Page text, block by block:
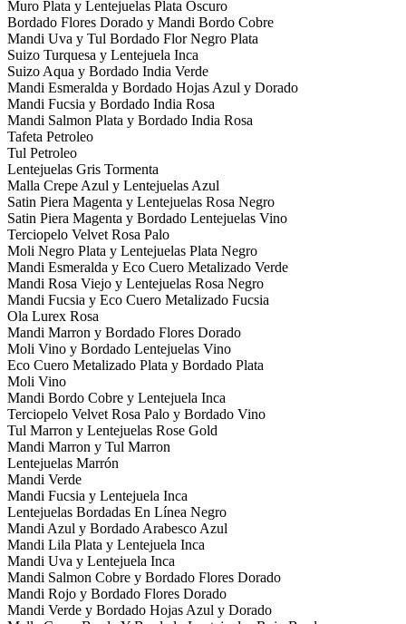
Muro Plata y Lentejuelas Plata Oscuro
Bordado Flores Dorado y Mandi Bordo Cobre
Mandi Uva y Tul Bordado Flor Negro Plata
Suizo Turquesa y Lentejuela Inca
Suizo Aqua y Bordado India Verde
Mandi Esmeralda y Bordado Hojas Azul y Dorado
Mandi Fucsia y Bordado India Rosa
Mandi Salmon Plata y Bordado India Rosa
Tafeta Petroleo
Tul Petroleo
Lentejuelas Gris Tormenta
Malla Crepe Azul y Lentejuelas Azul
Satin Piera Magenta y Lentejuelas Rosa Negro
Satin Piera Magenta y Bordado Lentejuelas Vino
Terciopelo Velvet Rosa Palo
Moli Negro Plata y Lentejuelas Plata Negro
Mandi Esmeralda y Eco Cuero Metalizado Verde
Mandi Rosa Viejo y Lentejuelas Rosa Negro
Mandi Fucsia y Eco Cuero Metalizado Fucsia
Ola Lurex Rosa
Mandi Marron y Bordado Flores Dorado
Moli Vino y Bordado Lentejuelas Vino
Eco Cuero Metalizado Plata y Bordado Plata
Moli Vino
Mandi Bordo Cobre y Lentejuela Inca
Terciopelo Velvet Rosa Palo y Bordado Vino
Tul Marron y Lentejuelas Rose Gold
Mandi Marron y Tul Marron
Lentejuelas Marrón
Mandi Verde
Mandi Fucsia y Lentejuela Inca
Lentejuelas Bordadas En Línea Negro
Mandi Azul y Bordado Arabesco Azul
Mandi Lila Plata y Lentejuela Inca
Mandi Uva y Lentejuela Inca
Mandi Salmon Cobre y Bordado Flores Dorado
Mandi Rojo y Bordado Flores Dorado
Mandi Verde y Bordado Hojas Azul y Dorado